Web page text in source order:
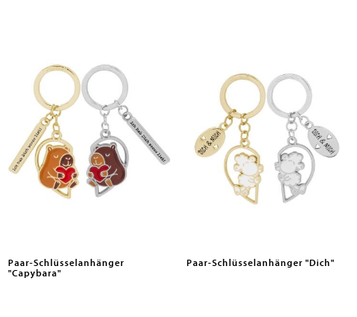
Paar-Schlüsselanhänger
"Capybara"
Paar-Schlüsselanhänger "Dich"